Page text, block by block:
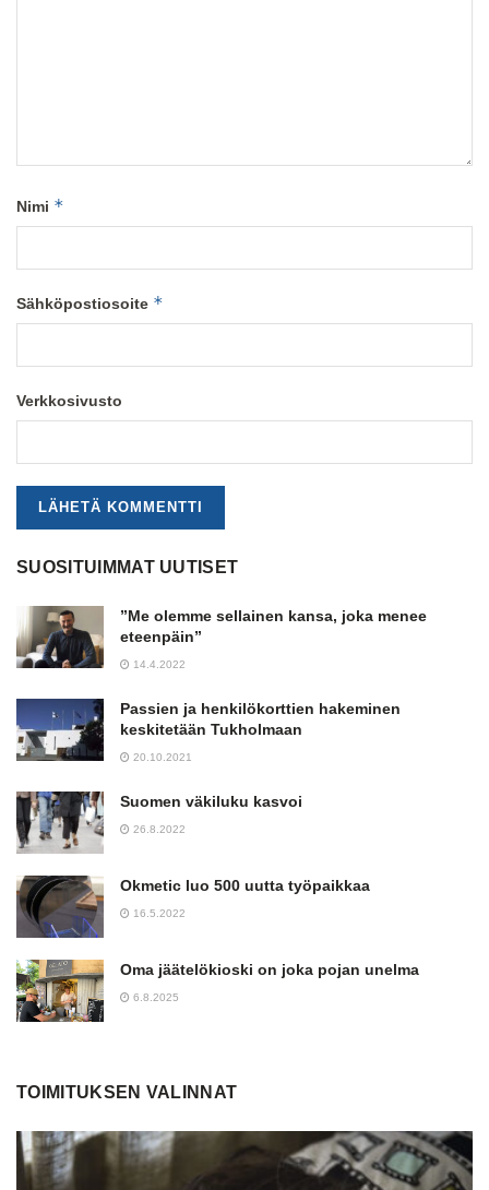
Nimi *
Sähköpostiosoite *
Verkkosivusto
SUOSITUIMMAT UUTISET
”Me olemme sellainen kansa, joka menee
eteenpäin”
14.4.2022
Passien ja henkilökorttien hakeminen
keskitetään Tukholmaan
20.10.2021
Suomen väkiluku kasvoi
26.8.2022
Okmetic luo 500 uutta työpaikkaa
16.5.2022
Oma jäätelökioski on joka pojan unelma
6.8.2025
TOIMITUKSEN VALINNAT